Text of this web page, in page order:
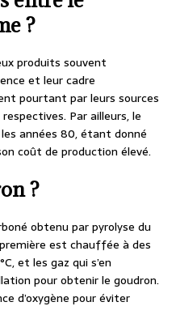
?
produits souvent
et leur cadre
pourtant par leurs sources
Par ailleurs, le
années 80, étant donné
coût de production élevé.
?
obtenu par pyrolyse du
est chauffée à des
et les gaz qui s’en
pour obtenir le goudron.
d’oxygène pour éviter